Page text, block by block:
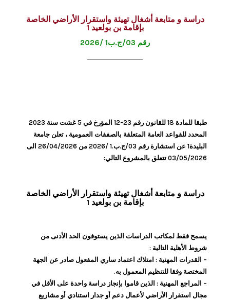
دراسة و متابعة أشغال تهيئة واستقرار الأراضي الخاصة
بإقامة بن بولعيد 1
رقم 03/ج.ب1 /2026
طبقا للمادة 18 للقانون رقم 23-12 المؤرخ في 5 غشت سنة 2023
المحدد للقواعد العامة المتعلقة بالصفقات العمومية ، تعلن جامعة
البليدة1 عن استشارة رقم 03/ج.ب.1 /2026 من 26/04/2026 الى
03/05/2026 تتعلق بالمشروع التالي:
دراسة و متابعة أشغال تهيئة واستقرار الأراضي الخاصة
بإقامة بن بولعيد 1
يسمح فقط لمكاتب الدراسات الذين يستوفون الحد الأدنى من
شروط الأهلية التالية :
– القدرات المهنية : امتلاك اعتماد ساري المفعول صادر عن الجهة
المختصة وفقا للتنظيم المعمول به.
– المراجع المهنية : الذين قاموا بإنجاز دراسة واحدة على الأقل في
مجال استقرار الأراضي لأعمال دعم أو جدار استنادي أو مشاريع